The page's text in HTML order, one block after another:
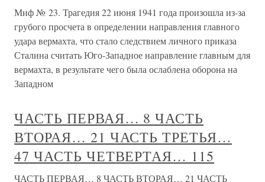
Миф № 23. Трагедия 22 июня 1941 года произошла из-за
грубого просчета в определении направления главного
удара вермахта, что стало следствием личного приказа
Сталина считать Юго-Западное направление главным для
вермахта, в результате чего была ослаблена оборона на
Западном
ЧАСТЬ ПЕРВАЯ… 8 ЧАСТЬ
ВТОРАЯ… 21 ЧАСТЬ ТРЕТЬЯ…
47 ЧАСТЬ ЧЕТВЕРТАЯ… 115
ЧАСТЬ ПЕРВАЯ… 8 ЧАСТЬ ВТОРАЯ… 21 ЧАСТЬ